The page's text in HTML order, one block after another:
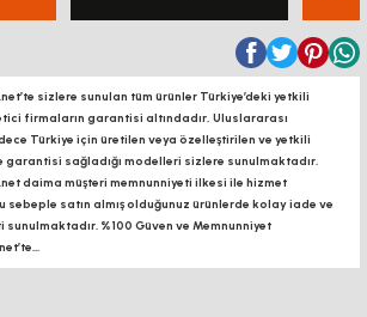
sizlere sunulan tüm ürünler Türkiye’deki yetkili
firmaların garantisi altındadır, Uluslararası
Türkiye için üretilen veya özelleştirilen ve yetkili
garantisi sağladığı modelleri sizlere sunulmaktadır.
daima müşteri memnunniyeti ilkesi ile hizmet
sebeple satın almış olduğunuz ürünlerde kolay iade ve
sunulmaktadır. %100 Güven ve Memnunniyet